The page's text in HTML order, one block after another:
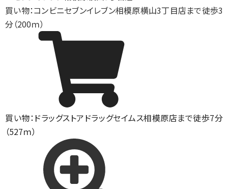
買い物：コンビニセブンイレブン相模原横山3丁目店まで徒歩3
分（200ｍ）
買い物：ドラッグストアドラッグセイムス相模原店まで徒歩7分
（527ｍ）